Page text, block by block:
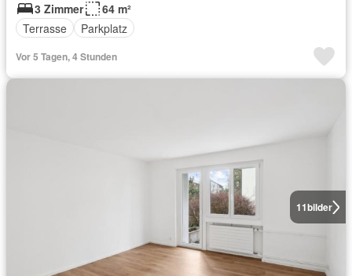
3 Zimmer
64 m²
Terrasse
Parkplatz
Vor 5 Tagen, 4 Stunden
11bilder